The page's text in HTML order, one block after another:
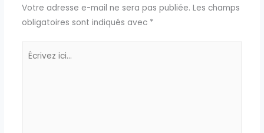
Votre adresse e-mail ne sera pas publiée. Les champs
obligatoires sont indiqués avec *
Écrivez